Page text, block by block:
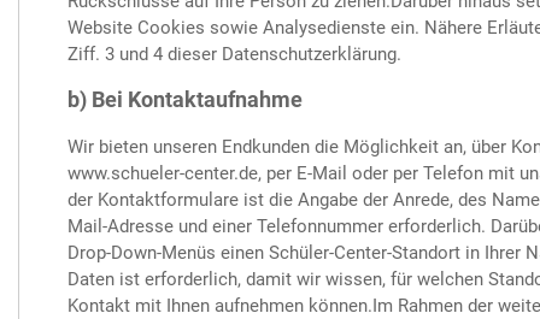
Website Cookies sowie Analysedienste ein. Nähere
Ziff. 3 und 4 dieser Datenschutzerklärung.
b) Bei Kontaktaufnahme
Wir bieten unseren Endkunden die Möglichkeit an, über
www.schueler-center.de, per E-Mail oder per Telefon mit
der Kontaktformulare ist die Angabe der Anrede, des
Mail-Adresse und einer Telefonnummer erforderlich.
Drop-Down-Menüs einen Schüler-Center-Standort in Ihrer
Daten ist erforderlich, damit wir wissen, für welchen
Kontakt mit Ihnen aufnehmen können.Im Rahmen der